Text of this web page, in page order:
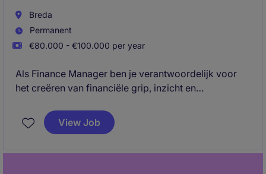
Breda
Permanent
€80.000 - €100.000 per year
Als Finance Manager ben je verantwoordelijk voor
het creëren van financiële grip, inzicht en
ingrijpende transformatie doormaakt. Je combineert
operationele betrokkenheid met financiële
View Job